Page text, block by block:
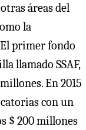
áreas del
la
primer fondo
llamado SSAF,
En 2015
con un
$ 200 millones